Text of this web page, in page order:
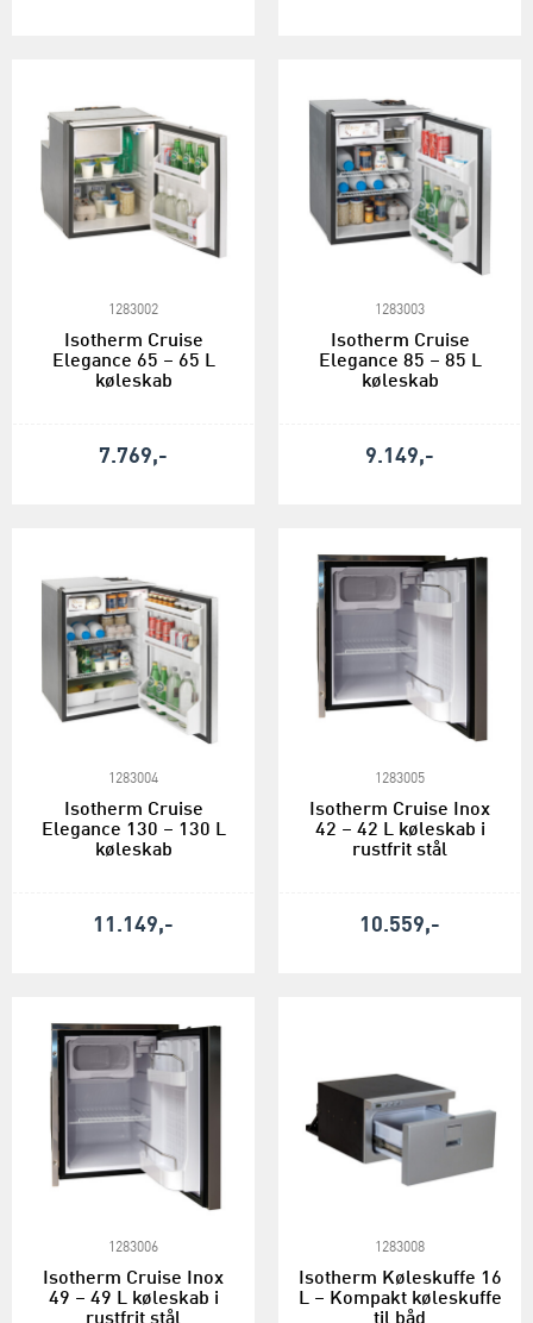
1283002
Isotherm Cruise
Elegance 65 – 65 L
køleskab
7.769,-
1283003
Isotherm Cruise
Elegance 85 – 85 L
køleskab
9.149,-
1283004
Isotherm Cruise
Elegance 130 – 130 L
køleskab
11.149,-
1283005
Isotherm Cruise Inox
42 – 42 L køleskab i
rustfrit stål
10.559,-
1283006
Isotherm Cruise Inox
49 – 49 L køleskab i
rustfrit stål
1283008
Isotherm Køleskuffe 16
L – Kompakt køleskuffe
til båd